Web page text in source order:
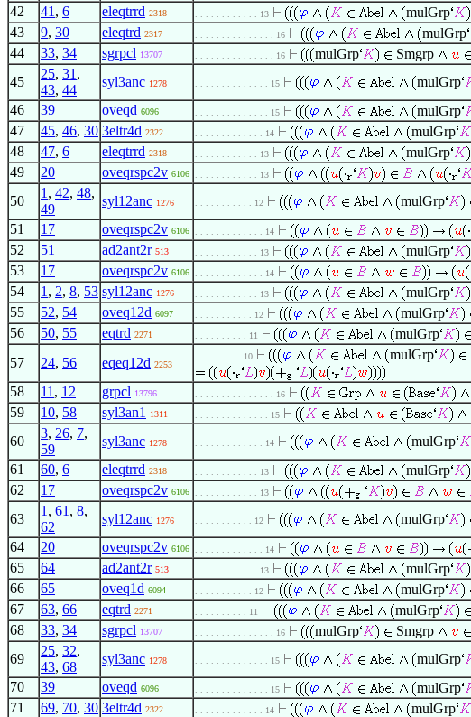
42
41 , 6 eleqtrrd 2318 . . . . . . . . . . . . 13 mulGrp
43
9, 30 eleqtrd 2317 . . . . . . . . . . . . . . . 16 mulGrp
44
33, 34 sgrpcl 13707 . . . . . . . . . . . . . . . 16 mulGrp Smgrp
45
25, 31 ,
43, 44
syl3anc 1278 . . . . . . . . . . . . . . 15 mulGrp
46
39 oveqd 6096 . . . . . . . . . . . . . . 15 mulGrp
47
45, 46, 30 3eltr4d 2322 . . . . . . . . . . . . . 14 mulGrp
48
47, 6 eleqtrrd 2318 . . . . . . . . . . . . 13 mulGrp
49
20 oveqrspc2v 6106 . . . . . . . . . . . . 13
50
1 , 42, 48,
49
syl12anc 1276 . . . . . . . . . . . 12 mulGrp
51
17 oveqrspc2v 6106 . . . . . . . . . . . . . 14
52 51 ad2ant2r 513 . . . . . . . . . . . . 13 mulGrp
53
17 oveqrspc2v 6106 . . . . . . . . . . . . . 14
54 1 , 2, 8, 53 syl12anc 1276 . . . . . . . . . . . . 13 mulGrp
55
52, 54 oveq12d 6097 . . . . . . . . . . . 12 mulGrp
56
50, 55 eqtrd 2271 . . . . . . . . . . 11 mulGrp
57
24, 56 eqeq12d 2253
. . . . . . . . . 10 mulGrp
58 11 , 12 grpcl 13796 . . . . . . . . . . . . . . . 16
59 10, 58 syl3an1 1311 . . . . . . . . . . . . . . 15
60
3, 26, 7,
59
syl3anc 1278 . . . . . . . . . . . . . 14 mulGrp
61
60, 6 eleqtrrd 2318 . . . . . . . . . . . . 13 mulGrp
62
17 oveqrspc2v 6106 . . . . . . . . . . . . 13
63
1 , 61 , 8,
62
syl12anc 1276 . . . . . . . . . . . 12 mulGrp
64
20 oveqrspc2v 6106 . . . . . . . . . . . . . 14
65 64 ad2ant2r 513 . . . . . . . . . . . . 13 mulGrp
66
65 oveq1d 6094 . . . . . . . . . . . 12 mulGrp
67
63, 66 eqtrd 2271 . . . . . . . . . . 11 mulGrp
68
33, 34 sgrpcl 13707 . . . . . . . . . . . . . . . 16 mulGrp Smgrp
69
25, 32,
43, 68
syl3anc 1278 . . . . . . . . . . . . . . 15 mulGrp
70
39 oveqd 6096 . . . . . . . . . . . . . . 15 mulGrp
71
69, 70, 30 3eltr4d 2322 . . . . . . . . . . . . . 14 mulGrp